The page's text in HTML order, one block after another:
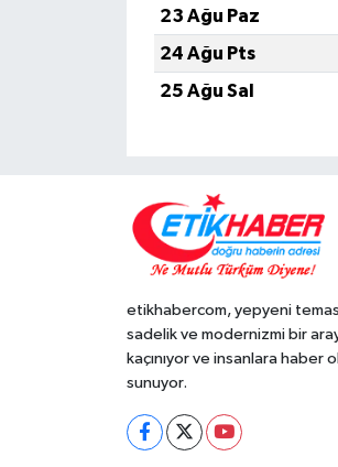
23 Ağu Paz
24 Ağu Pts
25 Ağu Sal
etikhabercom, yepyeni
sadelik ve modernizmi bir
kaçınıyor ve insanlara haber
sunuyor.